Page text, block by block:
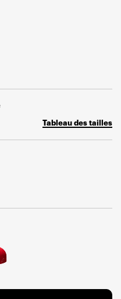
Tableau des tailles